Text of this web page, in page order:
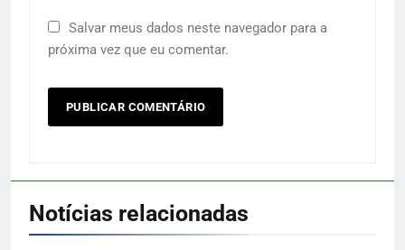
Salvar meus dados neste navegador para a
próxima vez que eu comentar.
Notícias relacionadas